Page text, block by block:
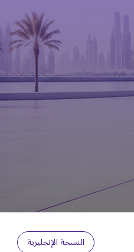
النسخة الإنجليزية